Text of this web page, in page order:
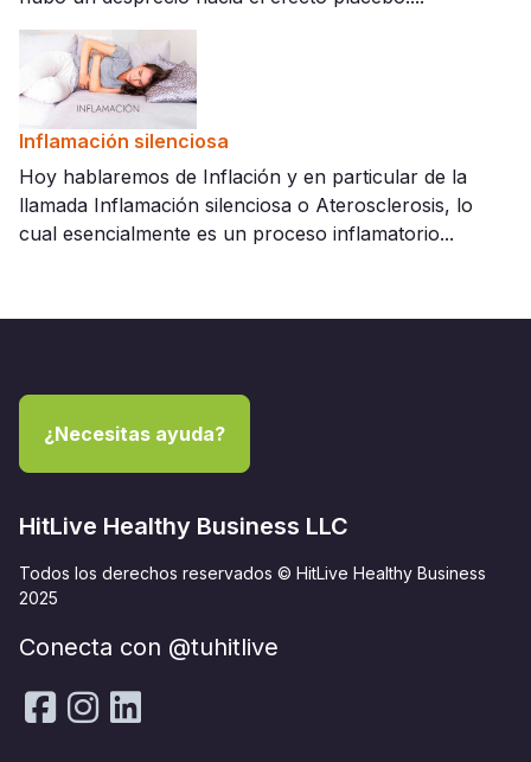
Inflamación silenciosa
Hoy hablaremos de Inflación y en particular de la
llamada Inflamación silenciosa o Aterosclerosis, lo
cual esencialmente es un proceso inflamatorio...
¿Necesitas ayuda?
HitLive Healthy Business LLC
Todos los derechos reservados © HitLive Healthy Business
2025
Conecta con @tuhitlive